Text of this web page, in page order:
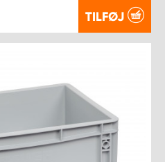
TILFØJ